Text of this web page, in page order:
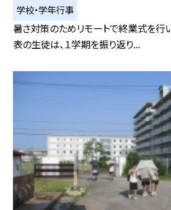
学校・学年行事
暑さ対策のためリモートで終業式を行
表の生徒は、１学期を振り返り...